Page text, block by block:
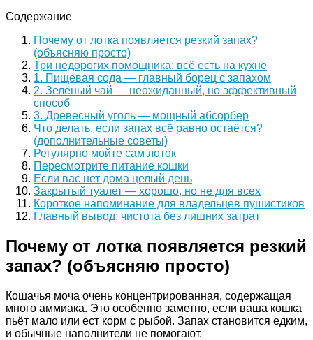
Содержание
Почему от лотка появляется резкий запах?
(объясняю просто)
Три недорогих помощника: всё есть на кухне
1. Пищевая сода — главный борец с запахом
2. Зелёный чай — неожиданный, но эффективный
способ
3. Древесный уголь — мощный абсорбер
Что делать, если запах всё равно остаётся?
(дополнительные советы)
Регулярно мойте сам лоток
Пересмотрите питание кошки
Если вас нет дома целый день
Закрытый туалет — хорошо, но не для всех
Короткое напоминание для владельцев пушистиков
Главный вывод: чистота без лишних затрат
Почему от лотка появляется резкий
запах? (объясняю просто)
Кошачья моча очень концентрированная, содержащая
много аммиака. Это особенно заметно, если ваша кошка
пьёт мало или ест корм с рыбой. Запах становится едким,
и обычные наполнители не помогают.